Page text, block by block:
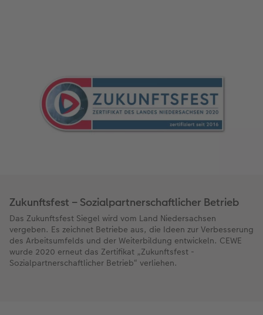
Zukunftsfest – Sozialpartnerschaftlicher Betrieb
Das Zukunftsfest Siegel wird vom Land Niedersachsen
vergeben. Es zeichnet Betriebe aus, die Ideen zur Verbesserung
des Arbeitsumfelds und der Weiterbildung entwickeln. CEWE
wurde 2020 erneut das Zertifikat „Zukunftsfest -
Sozialpartnerschaftlicher Betrieb“ verliehen.